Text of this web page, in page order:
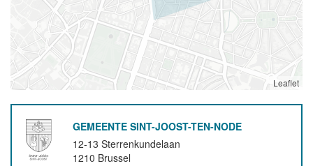
Leaflet
GEMEENTE SINT-JOOST-TEN-NODE
12-13 Sterrenkundelaan
1210 Brussel